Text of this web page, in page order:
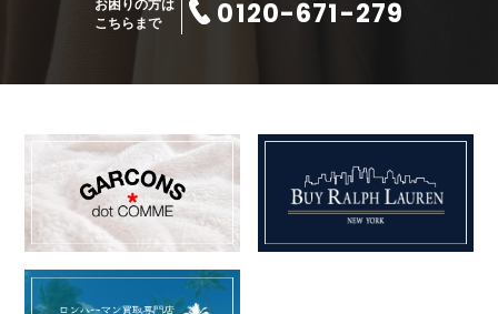
お困りの方は
こちらまで
0120-671-279